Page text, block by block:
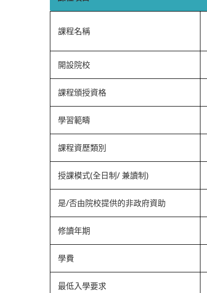
課程名稱
開設院校
課程頒授資格
學習範疇
課程資歷類別
授課模式(全日制/ 兼讀制)
是/否由院校提供的非政府資助
修讀年期
學費
最低入學要求